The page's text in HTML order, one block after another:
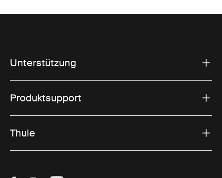
Unterstützung
Produktsupport
Thule